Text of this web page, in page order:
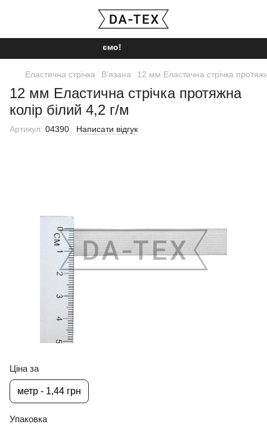
Ми працюємо!
Еластична стрічка В’язана 12 мм Еластична стрічка
12 мм Еластична стрічка протяжна
колір білий 4,2 г/м
Артикул: 04390 Написати відгук
Ціна за
метр - 1,44 грн
Упаковка